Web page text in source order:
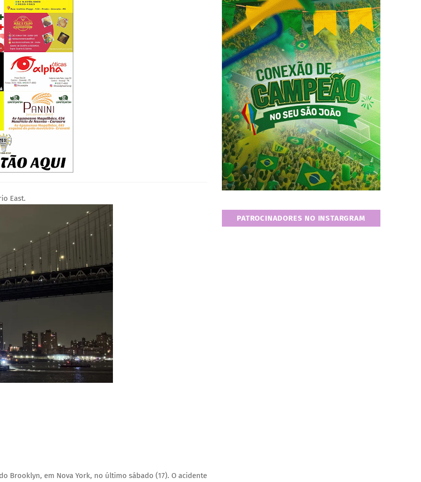
East.
Brooklyn, em Nova York, no último sábado (17). O acidente
PATROCINADORES NO INSTARGRAM